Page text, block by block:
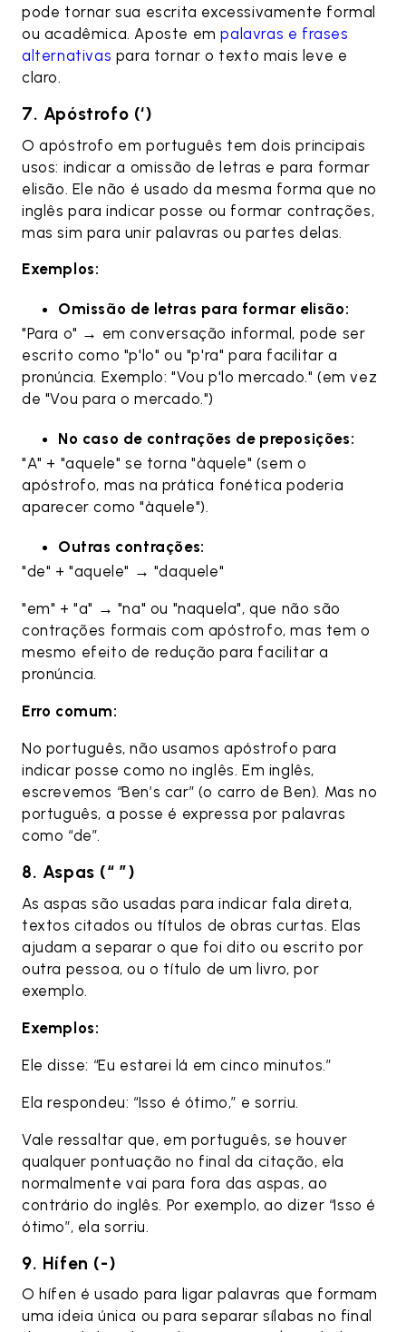
pode tornar sua escrita excessivamente formal
ou acadêmica. Aposte empalavras e frases
alternativas para tornar o texto mais leve e
claro.
7. Apóstrofo (‘)
O apóstrofo em português tem dois principais
usos: indicar a omissão de letras e para formar
elisão. Ele não é usado da mesma forma que no
inglês para indicar posse ou formar contrações,
mas sim para unir palavras ou partes delas.
Exemplos:
Omissão de letras para formar elisão:
"Para o" → em conversação informal, pode ser
escrito como "p'lo" ou "p'ra" para facilitar a
pronúncia. Exemplo: "Vou p'lo mercado." (em vez
de "Vou para o mercado.")
No caso de contrações de preposições:
"A" + "aquele" se torna "àquele" (sem o
apóstrofo, mas na prática fonética poderia
aparecer como "àquele").
Outras contrações:
"de" + "aquele" → "daquele"
"em" + "a" → "na" ou "naquela", que não são
contrações formais com apóstrofo, mas tem o
mesmo efeito de redução para facilitar a
pronúncia.
Erro comum:
No português, não usamos apóstrofo para
indicar posse como no inglês. Em inglês,
escrevemos “Ben’s car” (o carro de Ben). Mas no
português, a posse é expressa por palavras
como “de”.
8. Aspas (“ ”)
As aspas são usadas para indicar fala direta,
textos citados ou títulos de obras curtas. Elas
ajudam a separar o que foi dito ou escrito por
outra pessoa, ou o título de um livro, por
exemplo.
Exemplos:
Ele disse: “Eu estarei lá em cinco minutos.”
Ela respondeu: “Isso é ótimo,” e sorriu.
Vale ressaltar que, em português, se houver
qualquer pontuação no final da citação, ela
normalmente vai para fora das aspas, ao
contrário do inglês. Por exemplo, ao dizer “Isso é
ótimo”, ela sorriu.
9. Hífen (-)
O hífen é usado para ligar palavras que formam
uma ideia única ou para separar sílabas no final